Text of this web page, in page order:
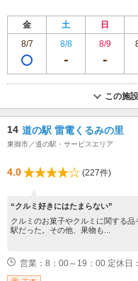
金 土 日
8/7
8/8 8/9
この施
14 道の駅 雷電くるみの里
東御市／道の駅・サービスエリア
4.0 (227件)
“クルミ好きにはたまらない”
クルミのお菓子やクルミに関する
駅だった。その他、果物も...
営業：8：00～19：00 定休日